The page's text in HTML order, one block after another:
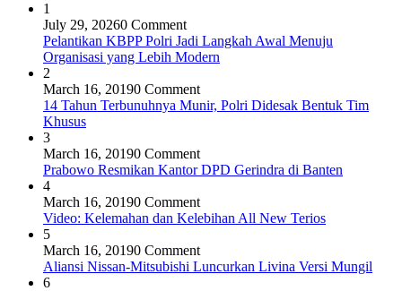
1
July 29, 20260 Comment
Pelantikan KBPP Polri Jadi Langkah Awal Menuju
Organisasi yang Lebih Modern
2
March 16, 20190 Comment
14 Tahun Terbunuhnya Munir, Polri Didesak Bentuk Tim
Khusus
3
March 16, 20190 Comment
Prabowo Resmikan Kantor DPD Gerindra di Banten
4
March 16, 20190 Comment
Video: Kelemahan dan Kelebihan All New Terios
5
March 16, 20190 Comment
Aliansi Nissan-Mitsubishi Luncurkan Livina Versi Mungil
6